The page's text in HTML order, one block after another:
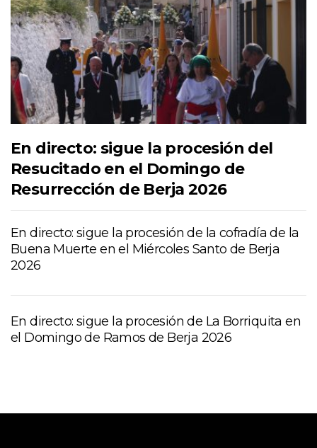
En directo: sigue la procesión del
Resucitado en el Domingo de
Resurrección de Berja 2026
En directo: sigue la procesión de la cofradía de la
Buena Muerte en el Miércoles Santo de Berja
2026
En directo: sigue la procesión de La Borriquita en
el Domingo de Ramos de Berja 2026